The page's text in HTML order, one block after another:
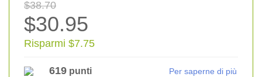
$38.70
$30.95
Risparmi $7.75
619 punti Per saperne di più